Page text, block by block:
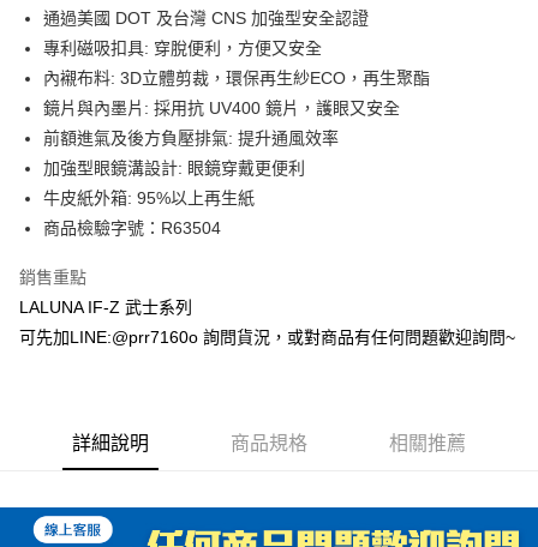
運送方式
全家取貨付款(安全帽一頂以上請選宅配)
每筆NT$60，滿NT$1,000(含以上)免運費
7-11取貨付款(安全帽一頂以上請選宅配)
每筆NT$60，滿NT$1,000(含以上)免運費
宅配
每筆NT$100，滿NT$1,000(含以上)免運費
通過美國 DOT 及台灣 CNS 加強型安全認證
專利磁吸扣具: 穿脫便利，方便又安全
內襯布料: 3D立體剪裁，環保再生紗ECO，再生聚酯
鏡片與內墨片: 採用抗 UV400 鏡片，護眼又安全
前額進氣及後方負壓排氣: 提升通風效率
加強型眼鏡溝設計: 眼鏡穿戴更便利
牛皮紙外箱: 95%以上再生紙
商品檢驗字號：R63504
銷售重點
LALUNA IF-Z 武士系列
可先加LINE:@prr7160o 詢問貨況，或對商品有任何問題歡迎詢問~
詳細說明 商品規格 相關推薦